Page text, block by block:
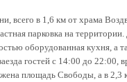
всего в 1,6 км от храма
парковка на
оборудованная кухня, а
гостей с 14:00 до 22:00,
площадь Свободы, а в